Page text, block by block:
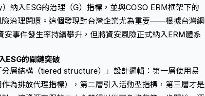
納入ESG的治理（G）指標，並與COSO ERM框架下的
險治理閉環。這個發現對台灣企業尤為重要——根據台灣網
事件發生率持續攀升，但將資安風險正式納入ERM體系
ESG的關鍵突破
層結構（tiered structure）」設計邏輯：第一層使用易
為排放代理指標），第二層引入活動型指標，第三層才是